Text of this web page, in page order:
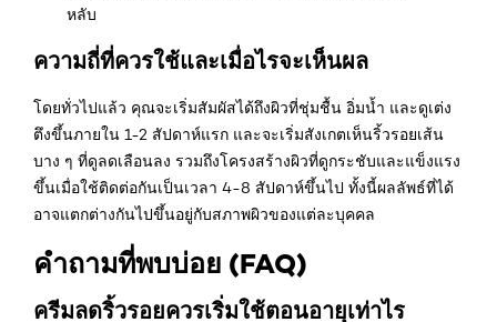
หลับ
ความถี่ที่ควรใช้และเมื่อไรจะเห็นผล
โดยทั่วไปแล้ว คุณจะเริ่มสัมผัสได้ถึงผิวที่ชุ่มชื้น อิ่มน้ำ และดูเต่ง
ตึงขึ้นภายใน 1-2 สัปดาห์แรก และจะเริ่มสังเกตเห็นริ้วรอยเส้น
บาง ๆ ที่ดูลดเลือนลง รวมถึงโครงสร้างผิวที่ดูกระชับและแข็งแรง
ขึ้นเมื่อใช้ติดต่อกันเป็นเวลา 4-8 สัปดาห์ขึ้นไป ทั้งนี้ผลลัพธ์ที่ได้
อาจแตกต่างกันไปขึ้นอยู่กับสภาพผิวของแต่ละบุคคล
คำถามที่พบบ่อย (FAQ)
ครีมลดริ้วรอยควรเริ่มใช้ตอนอายุเท่าไร